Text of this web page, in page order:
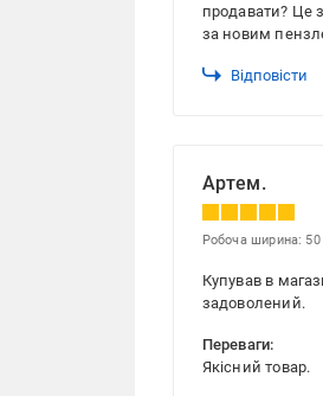
продавати? Це
за новим
Відповісти
Артем.
Робоча ширина: 50
Купував в
задоволений.
Переваги:
Якісний товар.